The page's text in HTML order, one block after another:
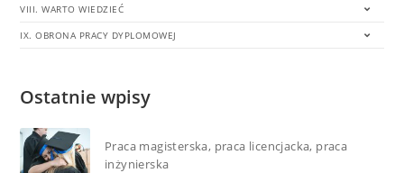
VIII. WARTO WIEDZIEĆ
IX. OBRONA PRACY DYPLOMOWEJ
Ostatnie wpisy
Praca magisterska, praca licencjacka, praca
inżynierska